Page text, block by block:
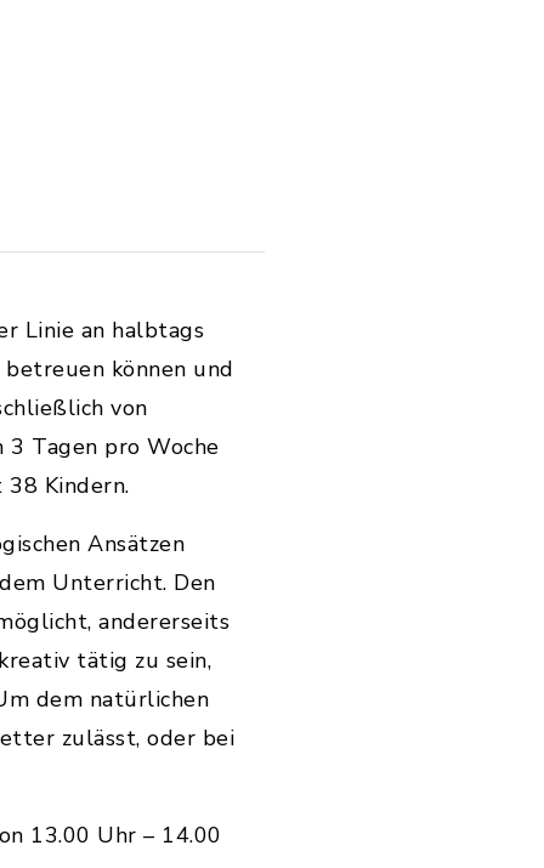
Linie an halbtags
können und
von
3 Tagen pro Woche
Kindern.
Ansätzen
Unterricht. Den
andererseits
tätig zu sein,
dem natürlichen
zulässt, oder bei
13.00 Uhr – 14.00